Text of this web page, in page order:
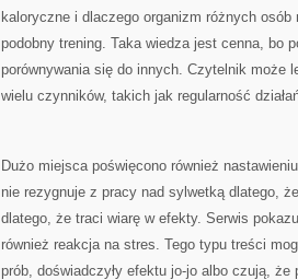
kaloryczne i dlaczego organizm różnych
podobny trening. Taka wiedza jest cenna, bo
porównywania się do innych. Czytelnik może
wielu czynników, takich jak regularność
Dużo miejsca poświęcono również
nie rezygnuje z pracy nad sylwetką dlatego,
dlatego, że traci wiarę w efekty. Serwis
również reakcja na stres. Tego typu treści
prób, doświadczyły efektu jo-jo albo czują,